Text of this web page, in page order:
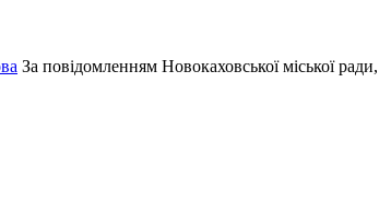
За повідомленням Новокаховської міської